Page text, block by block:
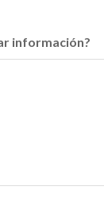
información?